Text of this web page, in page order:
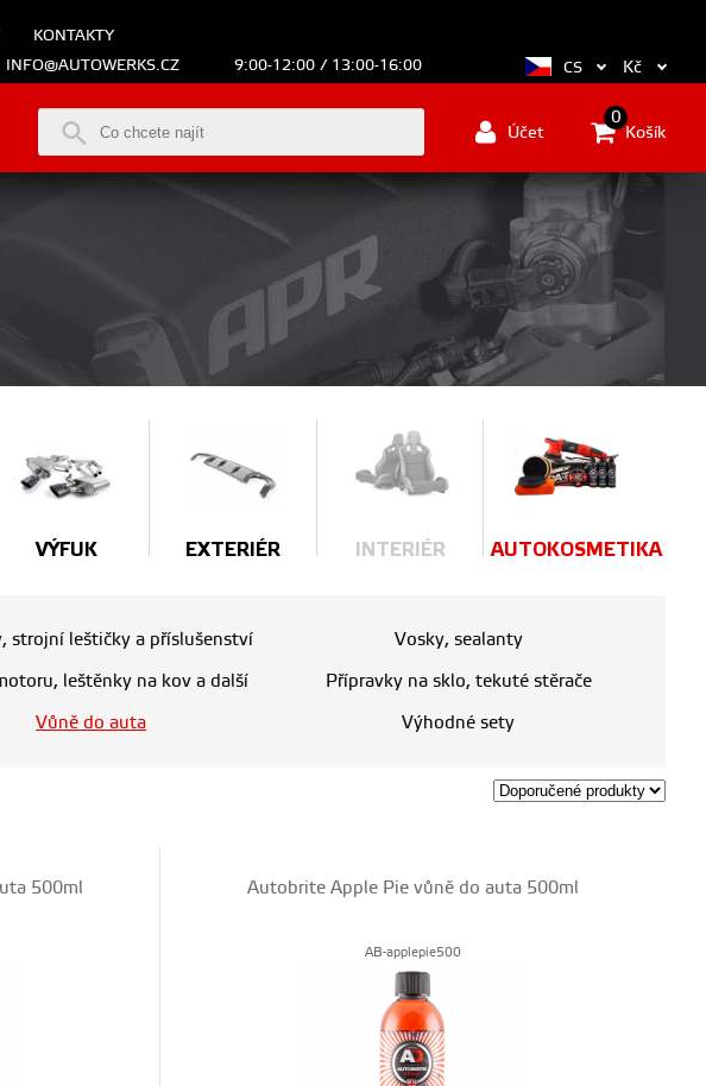
KONTAKTY
INFO@AUTOWERKS.CZ 9:00-12:00 / 13:00-16:00 CS Kč
Účet Košík
0
VÝFUK EXTERIÉR INTERIÉR AUTOKOSMETIKA
strojní leštičky a příslušenství
Vosky, sealanty
leštěnky na kov a další
Přípravky na sklo, tekuté stěrače
Vůně do auta Výhodné sety
500ml Autobrite Apple Pie vůně do auta 500ml
AB-applepie500